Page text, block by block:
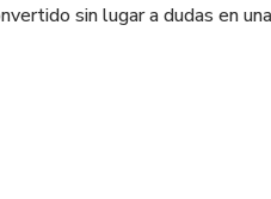
sin lugar a dudas en